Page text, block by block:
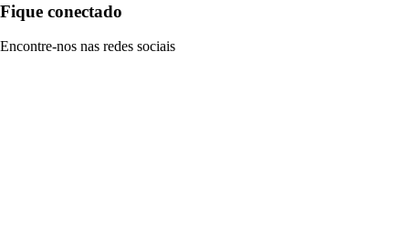
Fique conectado
Encontre-nos nas redes sociais